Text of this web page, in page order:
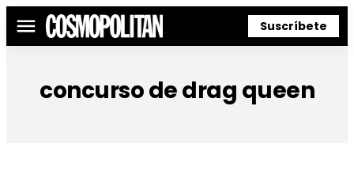
Menú Suscríbete
concurso de drag queen